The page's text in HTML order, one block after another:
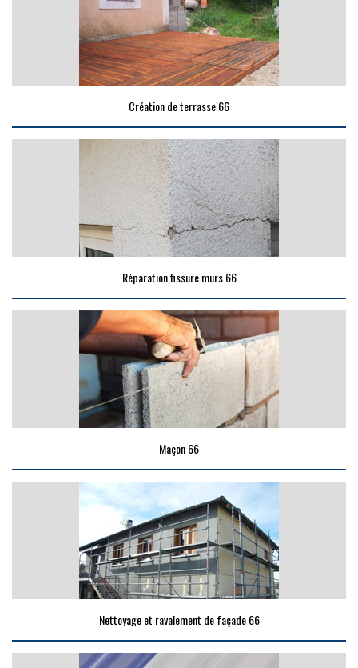
Création de terrasse 66
Réparation fissure murs 66
Maçon 66
Nettoyage et ravalement de façade 66